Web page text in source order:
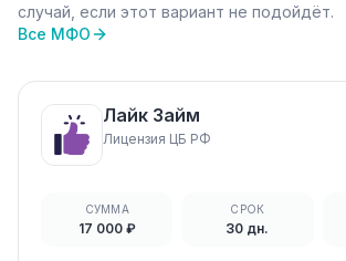
случай, если этот вариант не подойдёт.
Все МФО
Лайк Займ
Лицензия ЦБ РФ
СУММА
17 000 ₽
СРОК
30 дн.